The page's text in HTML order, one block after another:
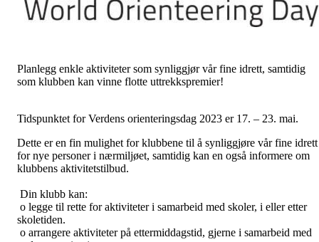
Planlegg enkle aktiviteter som synliggjør vår fine idrett, samtidig
som klubben kan vinne flotte uttrekkspremier!
Tidspunktet for Verdens orienteringsdag 2023 er 17. – 23. mai.
Dette er en fin mulighet for klubbene til å synliggjøre vår fine idrett
for nye personer i nærmiljøet, samtidig kan en også informere om
klubbens aktivitetstilbud.
Din klubb kan:
o legge til rette for aktiviteter i samarbeid med skoler, i eller etter
skoletiden.
o arrangere aktiviteter på ettermiddagstid, gjerne i samarbeid med